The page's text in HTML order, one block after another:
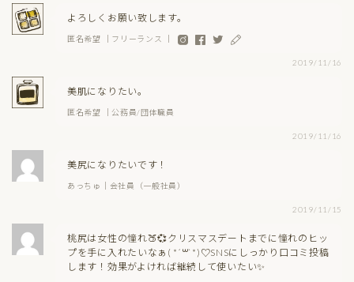
よろしくお願い致します。
匿名希望 ｜フリーランス ｜
2019/11/16
美肌になりたい。
匿名希望 ｜公務員/団体職員
2019/11/16
美尻になりたいです！
あっちゅ｜会社員（一般社員）
2019/11/15
桃尻は女性の憧れ🍑💞クリスマスデートまでに憧れのヒッ
プを手に入れたいなぁ( *´꒳`*)♡SNSにしっかり口コミ投稿
します！効果がよければ継続して使いたい✨